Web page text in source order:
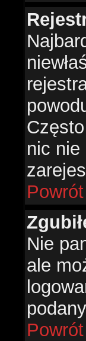
nic
Nie
ale